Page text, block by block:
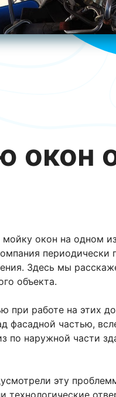
окон
мойку окон на одном
периодически
Здесь мы
объекта.
при работе на этих
частью,
по наружной части
эту